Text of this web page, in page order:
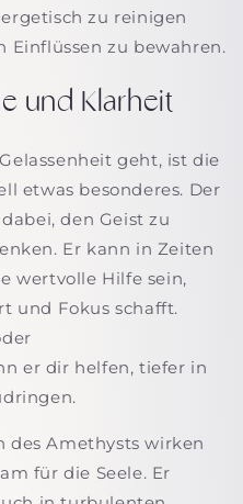
zu reinigen
Einflüssen zu bewahren.
und Klarheit
geht, ist die
etwas besonderes. Der
den Geist zu
Er kann in Zeiten
wertvolle Hilfe sein,
und Fokus schafft.
er dir helfen, tiefer in
des Amethysts wirken
für die Seele. Er